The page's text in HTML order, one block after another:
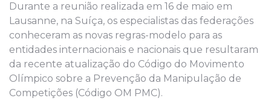
Durante a reunião realizada em 16 de maio em
Lausanne, na Suíça, os especialistas das federações
conheceram as novas regras-modelo para as
entidades internacionais e nacionais que resultaram
da recente atualização do Código do Movimento
Olímpico sobre a Prevenção da Manipulação de
Competições (Código OM PMC).